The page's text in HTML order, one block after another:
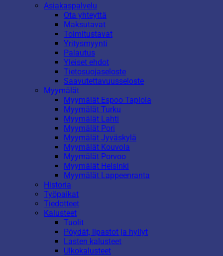
Asiakaspalvelu
Ota yhteyttä
Maksutavat
Toimitustavat
Yritysmyynti
Palautus
Yleiset ehdot
Tietosuojaseloste
Saavutettavuusseloste
Myymälät
Myymälät Espoo Tapiola
Myymälät Turku
Myymälät Lahti
Myymälät Pori
Myymälät Jyväskylä
Myymälät Kouvola
Myymälät Porvoo
Myymälät Helsinki
Myymälät Lappeenranta
Historia
Työpaikat
Tiedotteet
Kalusteet
Tuolit
Pöydät, lipastot ja hyllyt
Lasten kalusteet
Ulkokalusteet